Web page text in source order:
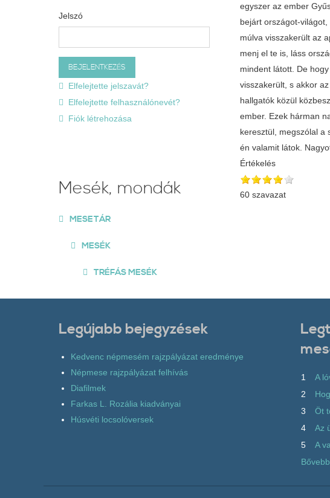
egyszer az ember
bejárt országot-
múlva visszakerült az
menj el te is, láss
mindent látott. De
visszakerült, s akkor
hallgatók közül
ember. Ezek hárman
keresztül, megszólal a
én valamit látok.
Értékelés
60 szavazat
Jelszó
Elfelejtette jelszavát?
Elfelejtette felhasználónevét?
Fiók létrehozása
Mesék, mondák
MESETÁR
MESÉK
TRÉFÁS MESÉK
Legújabb bejegyzések
Kedvenc népmesém rajzpályázat eredménye
Népmese rajzpályázat felhívás
Diafilmek
Farkas L. Rozália kiadványai
Húsvéti locsolóversek
1
A
2
3
Öt
4
Az
5
A